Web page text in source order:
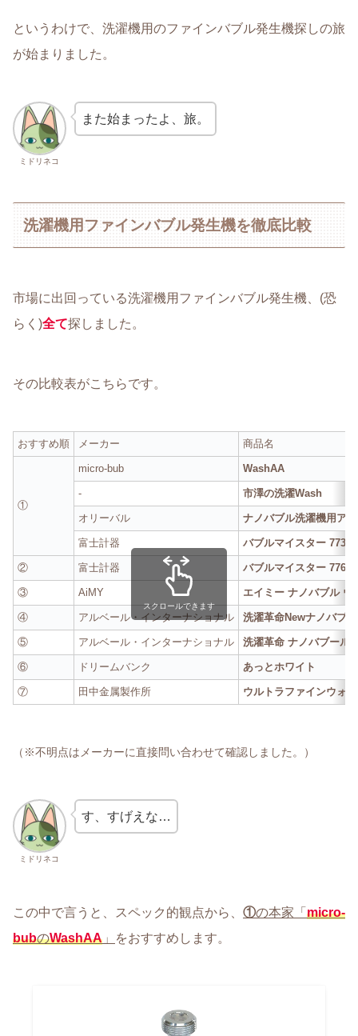
というわけで、洗濯機用のファインバブル発生機探しの旅
が始まりました。
ミドリネコ
また始まったよ、旅。
洗濯機用ファインバブル発生機を徹底比較
市場に出回っている洗濯機用ファインバブル発生機、(恐
らく)全て探しました。
その比較表がこちらです。
おすすめ順 メーカー 商品名
①
micro-bub WashAA
- 市澤の洗濯Wash
オリーバル ナノバブル洗濯機用ア
富士計器 バブルマイスター 7735
② 富士計器 バブルマイスター 7761
③ AiMY エイミー ナノバブル ウ
④ アルベール・インターナショナル 洗濯革命Newナノバブ
⑤ アルベール・インターナショナル 洗濯革命 ナノバブール
⑥ ドリームバンク あっとホワイト
⑦ 田中金属製作所 ウルトラファインウォ
スクロールできます
（※不明点はメーカーに直接問い合わせて確認しました。）
ミドリネコ
す、すげえな…
この中で言うと、スペック的観点から、 ①の本家「 micro-
bubのWashAA 」 をおすすめします。